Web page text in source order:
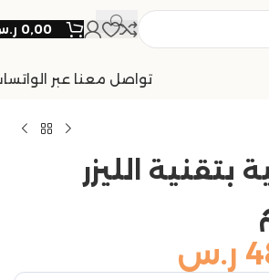
0,00
تواصل معنا عبر
بتقنية الليزر
ر.س